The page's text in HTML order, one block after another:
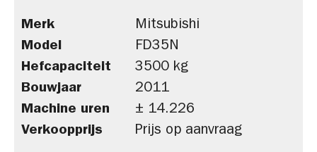
Merk
Mitsubishi
Model
FD35N
Hefcapaciteit
3500 kg
Bouwjaar
2011
Machine uren
± 14.226
Verkoopprijs
Prijs op aanvraag